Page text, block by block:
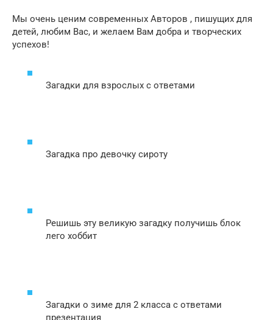
Мы очень ценим современных Авторов , пишущих для
детей, любим Вас, и желаем Вам добра и творческих
успехов!
Загадки для взрослых с ответами
Загадка про девочку сироту
Решишь эту великую загадку получишь блок
лего хоббит
Загадки о зиме для 2 класса с ответами